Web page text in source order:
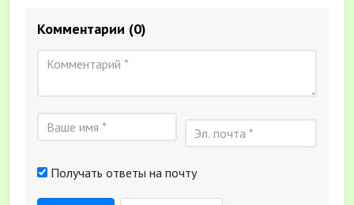
Комментарии (0)
Получать ответы на почту